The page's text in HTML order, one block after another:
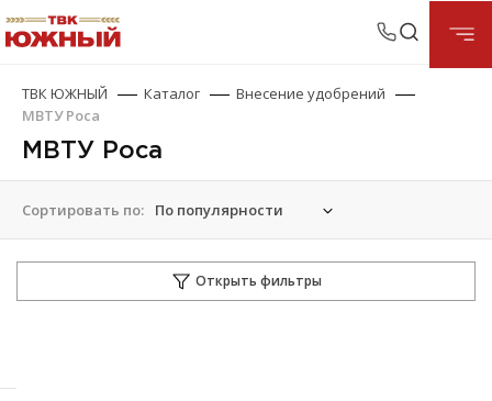
ТВК ЮЖНЫЙ Каталог
Внесение удобрений
МВТУ Роса
МВТУ Роса
Сортировать по:
Открыть фильтры